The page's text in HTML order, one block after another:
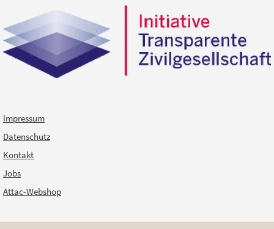
Impressum
Datenschutz
Kontakt
Jobs
Attac-Webshop